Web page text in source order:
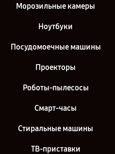
Морозильные камеры
Ноутбуки
Посудомоечные машины
Проекторы
Роботы-пылесосы
Смарт-часы
Стиральные машины
ТВ-приставки